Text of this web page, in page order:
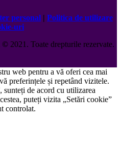
personal | Politica de utilizare
uri
©️2021. Toate drepturile rezervate.
web pentru a vă oferi cea mai
preferințele și repetând vizitele.
sunteți de acord cu utilizarea
puteți vizita „Setări cookie”
controlat.